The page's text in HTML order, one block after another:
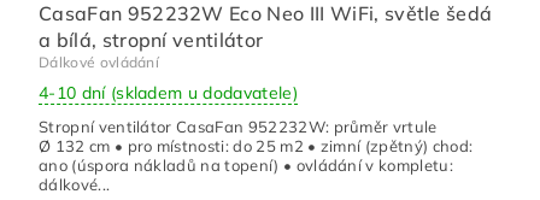
CasaFan 952232W Eco Neo III WiFi, světle šedá
a bílá, stropní ventilátor
Dálkové ovládání
4-10 dní (skladem u dodavatele)
Stropní ventilátor CasaFan 952232W: průměr vrtule
Ø 132 cm • pro místnosti: do 25 m2 • zimní (zpětný) chod:
ano (úspora nákladů na topení) • ovládání v kompletu:
dálkové...